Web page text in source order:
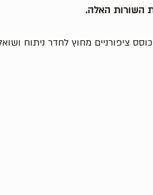
השורות האלה.
ציפורניים מחוץ לחדר ניתוח